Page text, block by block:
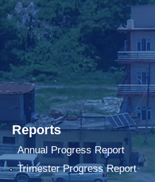
Reports
Annual Progress Report
Trimester Progress Report